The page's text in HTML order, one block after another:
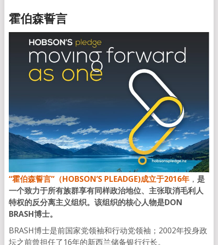
霍伯森誓言
“霍伯森誓言”（HOBSON’S PLEADGE)成立于2016年， 是
一个致力于所有族群享有同样政治地位、主张取消毛利人
特权的反分离主义组织。该组织的核心人物是DON
BRASH博士。
BRASH博士是前国家党领袖和行动党领袖；2002年投身政
坛之前曾担任了16年的新西兰储备银行行长。